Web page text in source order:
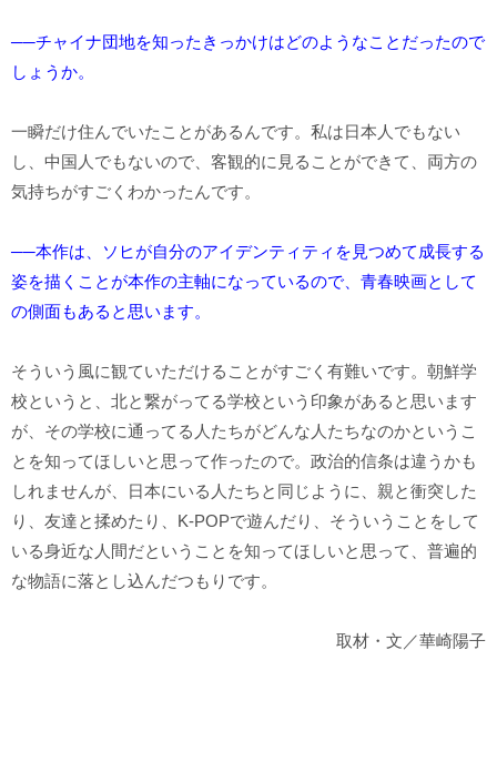
──チャイナ団地を知ったきっかけはどのようなことだったので
しょうか。
一瞬だけ住んでいたことがあるんです。私は日本人でもない
し、中国人でもないので、客観的に見ることができて、両方の
気持ちがすごくわかったんです。
──本作は、ソヒが自分のアイデンティティを見つめて成長する
姿を描くことが本作の主軸になっているので、青春映画として
の側面もあると思います。
そういう風に観ていただけることがすごく有難いです。朝鮮学
校というと、北と繋がってる学校という印象があると思います
が、その学校に通ってる人たちがどんな人たちなのかというこ
とを知ってほしいと思って作ったので。政治的信条は違うかも
しれませんが、日本にいる人たちと同じように、親と衝突した
り、友達と揉めたり、K-POPで遊んだり、そういうことをして
いる身近な人間だということを知ってほしいと思って、普遍的
な物語に落とし込んだつもりです。
取材・文／華崎陽子